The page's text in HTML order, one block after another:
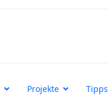
Projekte Tipps